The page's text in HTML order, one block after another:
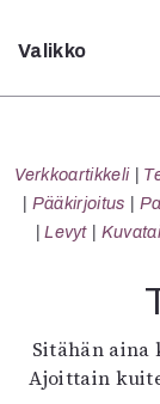
Sulje
Valikko
Verkkoartikkeli
Pääkirjoitus
Levyt
Sitähän aina
Ajoittain